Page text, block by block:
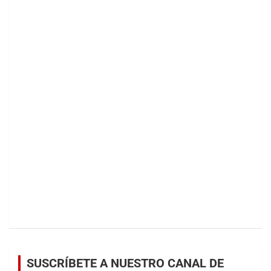
SUSCRÍBETE A NUESTRO CANAL DE